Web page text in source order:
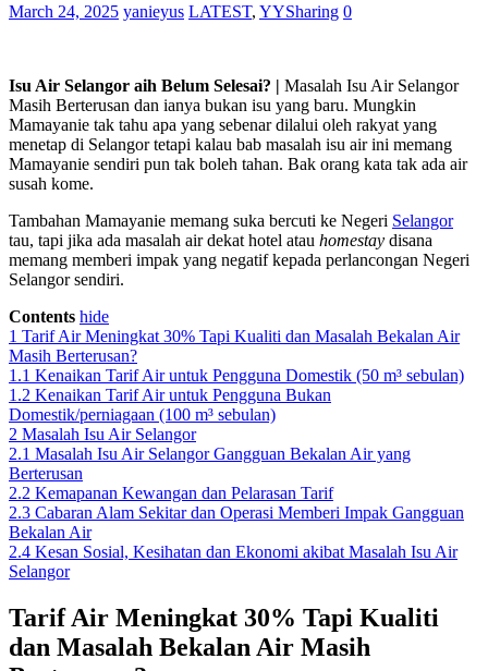
March 24, 2025 yanieyus LATEST, YYSharing 0
Isu Air Selangor aih Belum Selesai? | Masalah Isu Air Selangor
Masih Berterusan dan ianya bukan isu yang baru. Mungkin
Mamayanie tak tahu apa yang sebenar dilalui oleh rakyat yang
menetap di Selangor tetapi kalau bab masalah isu air ini memang
Mamayanie sendiri pun tak boleh tahan. Bak orang kata tak ada air
susah kome.
Tambahan Mamayanie memang suka bercuti ke Negeri Selangor
tau, tapi jika ada masalah air dekat hotel atau homestay disana
memang memberi impak yang negatif kepada perlancongan Negeri
Selangor sendiri.
Contents hide
1 Tarif Air Meningkat 30% Tapi Kualiti dan Masalah Bekalan Air
Masih Berterusan?
1.1 Kenaikan Tarif Air untuk Pengguna Domestik (50 m³ sebulan)
1.2 Kenaikan Tarif Air untuk Pengguna Bukan
Domestik/perniagaan (100 m³ sebulan)
2 Masalah Isu Air Selangor
2.1 Masalah Isu Air Selangor Gangguan Bekalan Air yang
Berterusan
2.2 Kemapanan Kewangan dan Pelarasan Tarif
2.3 Cabaran Alam Sekitar dan Operasi Memberi Impak Gangguan
Bekalan Air
2.4 Kesan Sosial, Kesihatan dan Ekonomi akibat Masalah Isu Air
Selangor
Tarif Air Meningkat 30% Tapi Kualiti
dan Masalah Bekalan Air Masih